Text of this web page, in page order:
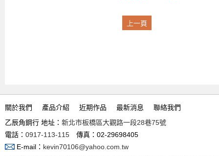
上一頁
關於我們 產品介紹 近期作品 最新消息
聯絡我們
乙辰角鋼行 地址： 新北市板橋區大觀路一段28巷75號
電話： 0917-113-115 傳真：02-29698405
E-mail： kevin70106@yahoo.com.tw